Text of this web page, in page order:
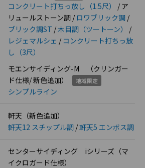
コンクリート打ちっ放し（1.5尺）
/ ア
リュールストーン調 / ロワブリック調 /
ブリック調ST /木目調（ツートーン）
/
レジェマルシェ / コンクリート打ちっ放
し（3尺）
モエンサイディング-M （クリンガー
ド仕様/ 新色追加）
地域限定
シンプルライン
軒天（新色追加）
軒天12 スチップル調 /軒天5 エンボス調
センターサイディング iシリーズ（マ
イクロガード仕様）